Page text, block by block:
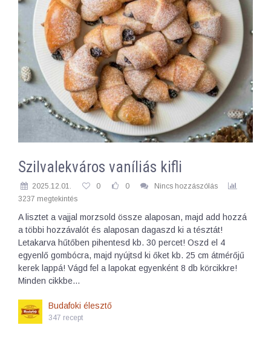
Szilvalekváros vaníliás kifli
2025.12.01. 0 0
Nincs hozzászólás
3237 megtekintés
A lisztet a vajjal morzsold össze alaposan, majd add hozzá
a többi hozzávalót és alaposan dagaszd ki a tésztát!
Letakarva hűtőben pihentesd kb. 30 percet! Oszd el 4
egyenlő gombócra, majd nyújtsd ki őket kb. 25 cm átmérőjű
kerek lappá! Vágd fel a lapokat egyenként 8 db körcikkre!
Minden cikkbe…
Budafoki élesztő
347 recept